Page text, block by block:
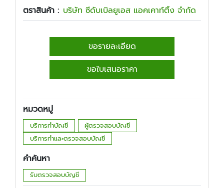
ตราสินค้า : บริษัท ซีดับเบิลยูเอส แอคเคาท์ติ้ง จำกัด
ขอรายละเอียด
ขอใบเสนอราคา
หมวดหมู่
บริการทำบัญชี
ผู้ตรวจสอบบัญชี
บริการทำและตรวจสอบบัญชี
คำค้นหา
รับตรวจสอบบัญชี